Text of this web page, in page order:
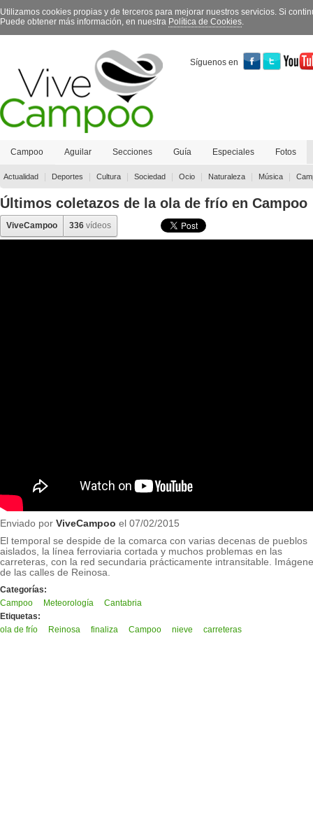
Utilizamos cookies propias y de terceros para mejorar nuestros servicios. Si
Puede obtener más información, en nuestra Política de Cookies.
Síguenos en
Campoo Aguilar Secciones Guía Especiales Fotos
Actualidad Deportes Cultura Sociedad Ocio Naturaleza Música
Contacto
Últimos coletazos de la ola de frío en Campoo
ViveCampoo 336 vídeos
Enviado por ViveCampoo el 07/02/2015
El temporal se despide de la comarca con varias decenas de pueblos
aislados, la línea ferroviaria cortada y muchos problemas en las
carreteras, con la red secundaria prácticamente intransitable.
de las calles de Reinosa.
Categorías:
Campoo
Meteorología
Cantabria
Etiquetas:
ola de frío
Reinosa finaliza Campoo nieve carreteras